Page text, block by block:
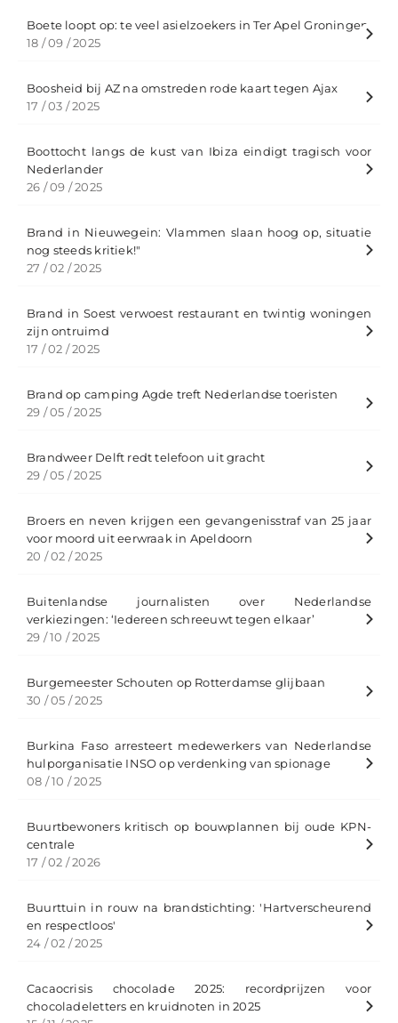
Boete loopt op: te veel asielzoekers in Ter Apel Groningen
18 / 09 / 2025
Boosheid bij AZ na omstreden rode kaart tegen Ajax
17 / 03 / 2025
Boottocht langs de kust van Ibiza eindigt tragisch voor
Nederlander
26 / 09 / 2025
Brand in Nieuwegein: Vlammen slaan hoog op, situatie
nog steeds kritiek!"
27 / 02 / 2025
Brand in Soest verwoest restaurant en twintig woningen
zijn ontruimd
17 / 02 / 2025
Brand op camping Agde treft Nederlandse toeristen
29 / 05 / 2025
Brandweer Delft redt telefoon uit gracht
29 / 05 / 2025
Broers en neven krijgen een gevangenisstraf van 25 jaar
voor moord uit eerwraak in Apeldoorn
20 / 02 / 2025
Buitenlandse journalisten over Nederlandse
verkiezingen: ‘Iedereen schreeuwt tegen elkaar’
29 / 10 / 2025
Burgemeester Schouten op Rotterdamse glijbaan
30 / 05 / 2025
Burkina Faso arresteert medewerkers van Nederlandse
hulporganisatie INSO op verdenking van spionage
08 / 10 / 2025
Buurtbewoners kritisch op bouwplannen bij oude KPN-
centrale
17 / 02 / 2026
Buurttuin in rouw na brandstichting: 'Hartverscheurend
en respectloos'
24 / 02 / 2025
Cacaocrisis chocolade 2025: recordprijzen voor
chocoladeletters en kruidnoten in 2025